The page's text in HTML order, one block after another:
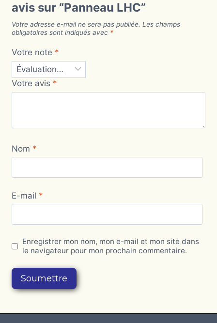
avis sur “Panneau LHC”
Votre adresse e-mail ne sera pas publiée. Les champs
obligatoires sont indiqués avec *
Votre note *
Votre avis *
Nom *
E-mail *
Enregistrer mon nom, mon e-mail et mon site dans
le navigateur pour mon prochain commentaire.